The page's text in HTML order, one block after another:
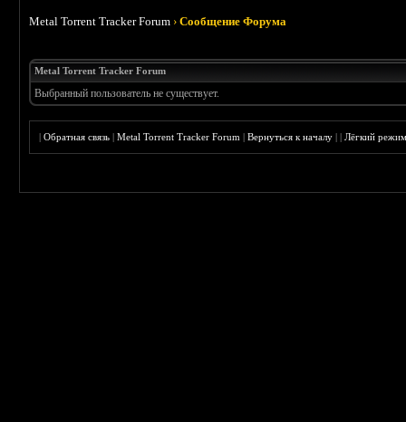
Metal Torrent Tracker Forum ›Сообщение Форума
Metal Torrent Tracker Forum
Выбранный пользователь не существует.
|Обратная связь |Metal Torrent Tracker Forum |Вернуться к началу ||Лёгкий